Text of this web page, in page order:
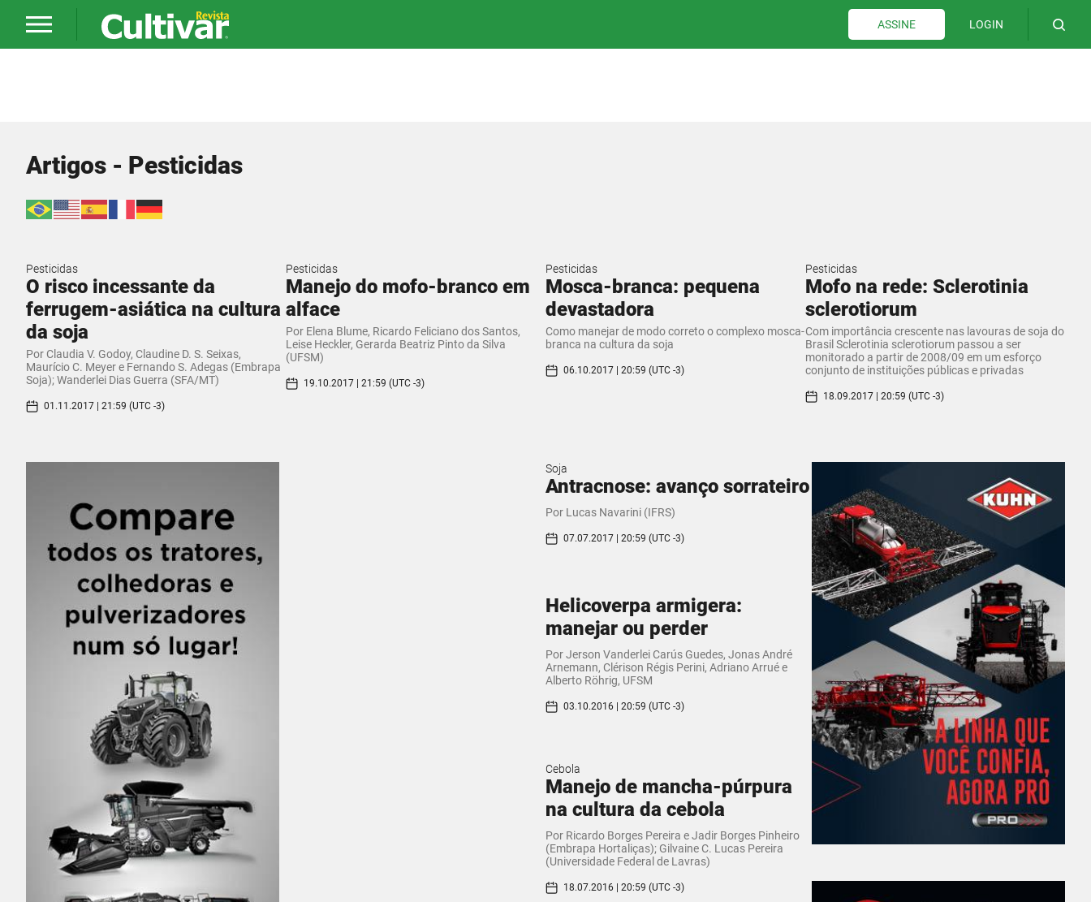
ASSINE LOGIN
Artigos - Pesticidas
Pesticidas
O risco incessante da
ferrugem-asiática na cultura
da soja
Por Claudia V. Godoy, Claudine D. S. Seixas,
Maurício C. Meyer e Fernando S. Adegas (Embrapa
Soja); Wanderlei Dias Guerra (SFA/MT)
01.11.2017 | 21:59 (UTC -3)
Pesticidas
Manejo do mofo-branco em
alface
Por Elena Blume, Ricardo Feliciano dos Santos,
Leise Heckler, Gerarda Beatriz Pinto da Silva
(UFSM)
19.10.2017 | 21:59 (UTC -3)
Pesticidas
Mosca-branca: pequena
devastadora
Como manejar de modo correto o complexo mosca-
branca na cultura da soja
06.10.2017 | 20:59 (UTC -3)
Pesticidas
Mofo na rede: Sclerotinia
sclerotiorum
Com importância crescente nas lavouras de soja do
Brasil Sclerotinia sclerotiorum passou a ser
monitorado a partir de 2008/09 em um esforço
conjunto de instituições públicas e privadas
18.09.2017 | 20:59 (UTC -3)
Soja
Antracnose: avanço sorrateiro
Por Lucas Navarini (IFRS)
07.07.2017 | 20:59 (UTC -3)
Helicoverpa armigera:
manejar ou perder
Por Jerson Vanderlei Carús Guedes, Jonas André
Arnemann, Clérison Régis Perini, Adriano Arrué e
Alberto Röhrig, UFSM
03.10.2016 | 20:59 (UTC -3)
Cebola
Manejo de mancha-púrpura
na cultura da cebola
Por Ricardo Borges Pereira e Jadir Borges Pinheiro
(Embrapa Hortaliças); Gilvaine C. Lucas Pereira
(Universidade Federal de Lavras)
18.07.2016 | 20:59 (UTC -3)